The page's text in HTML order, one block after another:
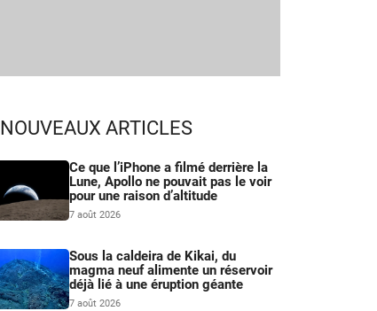
NOUVEAUX ARTICLES
Ce que l’iPhone a filmé derrière la
Lune, Apollo ne pouvait pas le voir
pour une raison d’altitude
7 août 2026
Sous la caldeira de Kikai, du
magma neuf alimente un réservoir
déjà lié à une éruption géante
7 août 2026